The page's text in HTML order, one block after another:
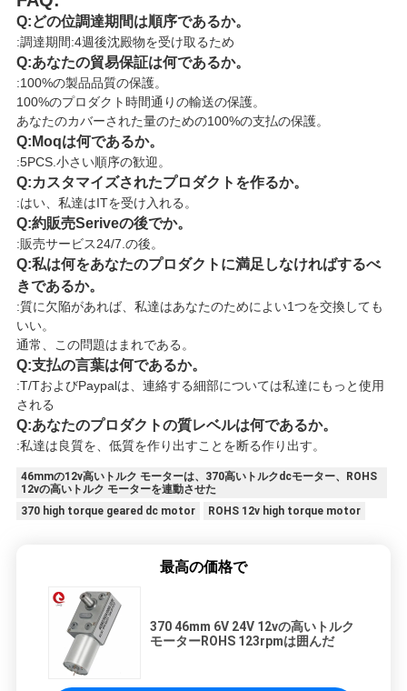
Q:どの位調達期間は順序であるか。
:調達期間:4週後沈殿物を受け取るため
Q:あなたの貿易保証は何であるか。
:100%の製品品質の保護。
100%のプロダクト時間通りの輸送の保護。
あなたのカバーされた量のための100%の支払の保護。
Q:Moqは何であるか。
:5PCS.小さい順序の歓迎。
Q:カスタマイズされたプロダクトを作るか。
:はい、私達はITを受け入れる。
Q:約販売Seriveの後でか。
:販売サービス24/7.の後。
Q:私は何をあなたのプロダクトに満足しなければするべ
きであるか。
:質に欠陥があれば、私達はあなたのためによい1つを交換しても
いい。
通常、この問題はまれである。
Q:支払の言葉は何であるか。
:T/TおよびPaypalは、連絡する細部については私達にもっと使用
される
Q:あなたのプロダクトの質レベルは何であるか。
:私達は良質を、低質を作り出すことを断る作り出す。
46mmの12v高いトルク モーターは、370高いトルクdcモーター、ROHS
12vの高いトルク モーターを連動させた
370 high torque geared dc motor
ROHS 12v high torque motor
最高の価格で
370 46mm 6V 24V 12vの高いトルク
モーターROHS 123rpmは囲んだ